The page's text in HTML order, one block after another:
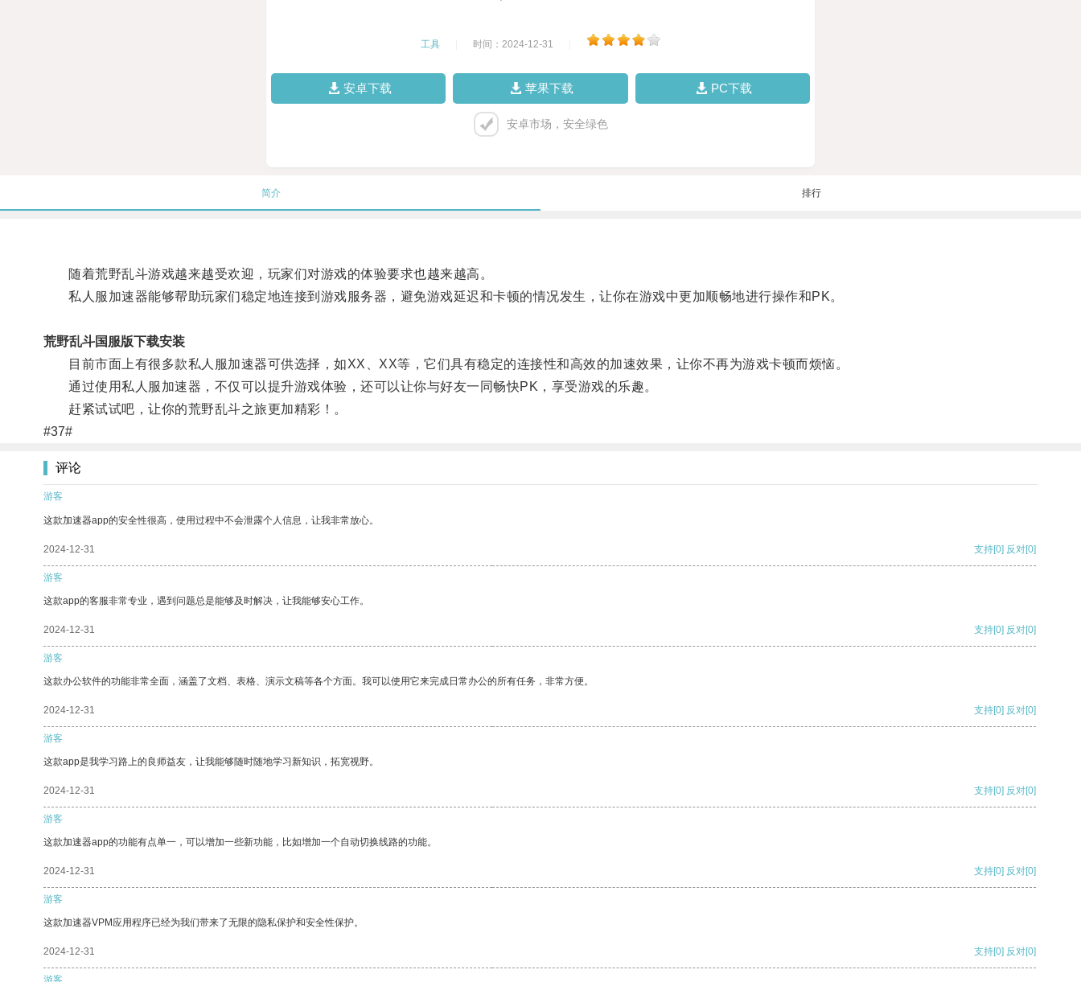
工具 时间：2024-12-31
安卓下载 苹果下载 PC下载
安卓市场，安全绿色
简介 排行
随着荒野乱斗游戏越来越受欢迎，玩家们对游戏的体验要求也越来越高。
私人服加速器能够帮助玩家们稳定地连接到游戏服务器，避免游戏延迟和卡顿的情况发生，让你在游戏中更加顺畅地进行操作和PK。
荒野乱斗国服版下载安装
目前市面上有很多款私人服加速器可供选择，如XX、XX等，它们具有稳定的连接性和高效的加速效果，让你不再为游戏卡顿而烦恼。
通过使用私人服加速器，不仅可以提升游戏体验，还可以让你与好友一同畅快PK，享受游戏的乐趣。
赶紧试试吧，让你的荒野乱斗之旅更加精彩！。
#37#
评论
游客
这款加速器app的安全性很高，使用过程中不会泄露个人信息，让我非常放心。
2024-12-31 支持[0] 反对[0]
游客
这款app的客服非常专业，遇到问题总是能够及时解决，让我能够安心工作。
2024-12-31 支持[0] 反对[0]
游客
这款办公软件的功能非常全面，涵盖了文档、表格、演示文稿等各个方面。我可以使用它来完成日常办公的所有任务，非常方便。
2024-12-31 支持[0] 反对[0]
游客
这款app是我学习路上的良师益友，让我能够随时随地学习新知识，拓宽视野。
2024-12-31 支持[0] 反对[0]
游客
这款加速器app的功能有点单一，可以增加一些新功能，比如增加一个自动切换线路的功能。
2024-12-31 支持[0] 反对[0]
游客
这款加速器VPM应用程序已经为我们带来了无限的隐私保护和安全性保护。
2024-12-31 支持[0] 反对[0]
游客